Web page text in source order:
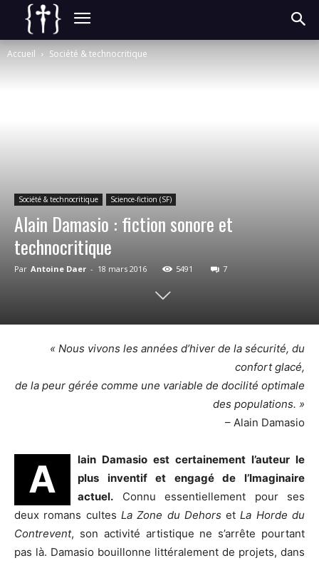
Accueil Société & technocritique
Société & technocritique Science-fiction (SF)
Alain Damasio : fiction sonore et
technocritique
Par Antoine Daer - 18 mars 2016 5491 7
« Nous vivons les années d’hiver de la sécurité, du
confort glacé,
de la peur gérée comme une variable de docilité optimale
des populations. »
– Alain Damasio
A
lain Damasio est certainement l’auteur le
plus inventif et engagé de l’Imaginaire
actuel. Connu essentiellement pour ses
deux romans cultes La Zone du Dehors etLa Horde du
Contrevent, son activité artistique ne s’arrête pourtant
pas là. Damasio bouillonne littéralement de projets, dans